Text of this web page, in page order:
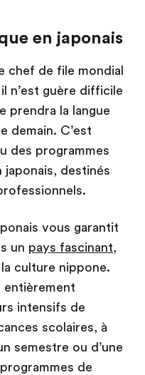
en japonais
chef de file mondial
n’est guère difficile
prendra la langue
demain. C’est
des programmes
japonais, destinés
vous garantit
un pays fascinant,
culture nippone.
entièrement
intensifs de
scolaires, à
semestre ou d’une
de